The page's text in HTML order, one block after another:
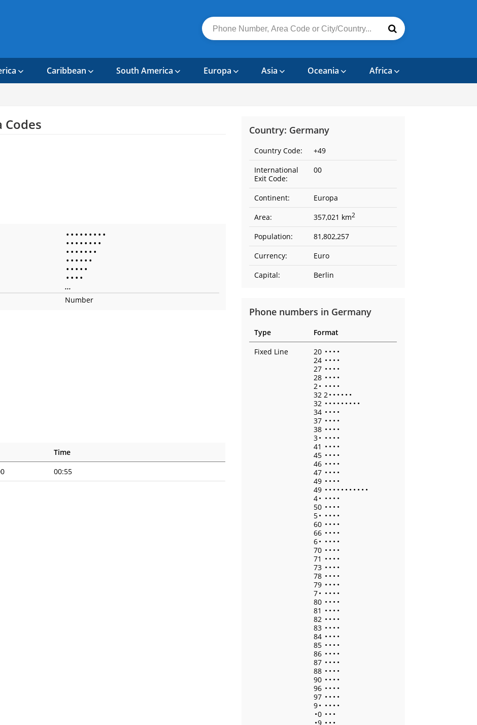
Caribbean South America Europa Asia Oceania Africa
Codes
• • • • • • • • •
• • • • • • • •
• • • • • • •
• • • • • •
• • • • •
• • • •
...
Number
Time
00:55
Country: Germany
Country Code:
+49
International
Exit Code:
00
Continent:
Europa
Area:
357,021 km2
Population:
81,802,257
Currency:
Euro
Capital:
Berlin
Phone numbers in Germany
Type
Format
Fixed Line
20 • • • •
24 • • • •
27 • • • •
28 • • • •
2• • • • •
32 2• • • • • •
32 • • • • • • • • •
34 • • • •
37 • • • •
38 • • • •
3• • • • •
41 • • • •
45 • • • •
46 • • • •
47 • • • •
49 • • • •
49 • • • • • • • • • • •
4• • • • •
50 • • • •
5• • • • •
60 • • • •
66 • • • •
6• • • • •
70 • • • •
71 • • • •
73 • • • •
78 • • • •
79 • • • •
7• • • • •
80 • • • •
81 • • • •
82 • • • •
83 • • • •
84 • • • •
85 • • • •
86 • • • •
87 • • • •
88 • • • •
90 • • • •
96 • • • •
97 • • • •
9• • • • •
•0 • • •
•9 • • •